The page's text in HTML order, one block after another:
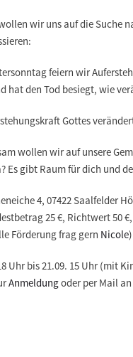
wir uns auf die Suche
feiern wir
hat den Tod besiegt, wie
Gottes
wollen wir auf unsere
Es gibt Raum für dich und
4, 07422 Saalfelder
25 €, Richtwert 50
Förderung frag gern Nicole)
Uhr bis 21.09. 15 Uhr (mit
Anmeldungoder per Mail